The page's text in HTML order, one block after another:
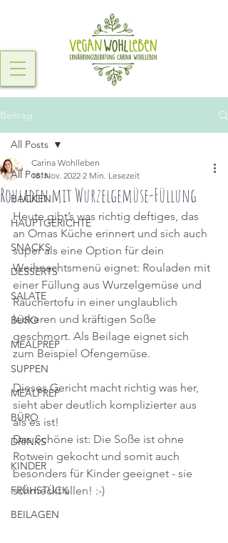
Beitrag
All Posts
BACKEN
HAUPTGERICHTE
SNACKS
DESSERTS
SALATE
BÜRO
MEALPREP
SUPPEN
MEALPREP
BÜRO
DRINKS
KINDER
FRÜHSTÜCK
BEILAGEN
All Posts
Rouladen mit Wurzelgemüse-Füllung
Carina Wohlleben
18. Nov. 2022 2 Min. Lesezeit
Heute gibt’s was richtig deftiges, das
an Omas Küche erinnert und sich auch
super als eine Option für dein
Weihnachtsmenü eignet: Rouladen mit
einer Füllung aus Wurzelgemüse und
Räuchertofu in einer unglaublich
leckeren und kräftigen Soße
geschmort. Als Beilage eignet sich
zum Beispiel Ofengemüse.
Dieses Gericht macht richtig was her,
sieht aber deutlich komplizierter aus
als es ist!
Das Schöne ist: Die Soße ist ohne
Rotwein gekocht und somit auch
besonders für Kinder geeignet - sie
schmeckt allen! :-)